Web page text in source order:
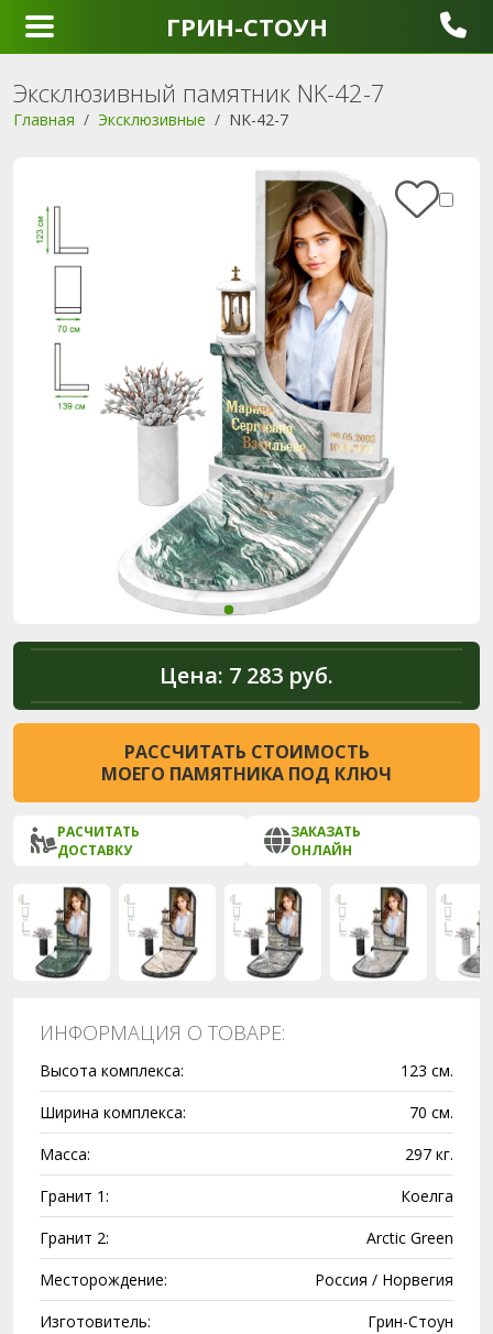
ГРИН-СТОУН
Эксклюзивный памятник NK-42-7
Главная Эксклюзивные NK-42-7
Цена: 7 283 руб.
РАССЧИТАТЬ СТОИМОСТЬ
МОЕГО ПАМЯТНИКА ПОД КЛЮЧ
РАСЧИТАТЬ
ДОСТАВКУ
ЗАКАЗАТЬ
ОНЛАЙН
ИНФОРМАЦИЯ О ТОВАРЕ:
Высота комплекса:
123 см.
Ширина комплекса:
70 см.
Масса:
297 кг.
Гранит 1:
Коелга
Гранит 2:
Arctic Green
Месторождение:
Россия / Норвегия
Изготовитель:
Грин-Стоун